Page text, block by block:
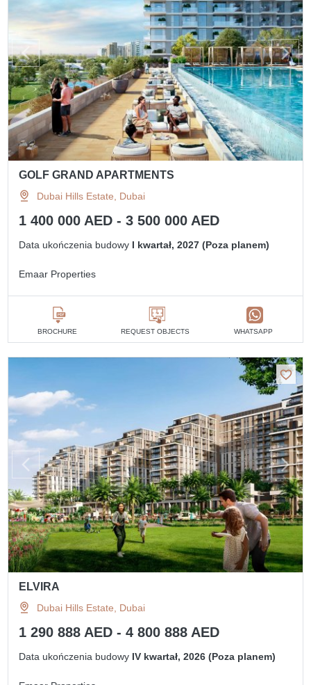
GOLF GRAND APARTMENTS
Dubai Hills Estate, Dubai
1 400 000 AED - 3 500 000 AED
Data ukończenia budowy I kwartał, 2027 (Poza planem)
Emaar Properties
BROCHURE REQUEST OBJECTS WHATSAPP
ELVIRA
Dubai Hills Estate, Dubai
1 290 888 AED - 4 800 888 AED
Data ukończenia budowy IV kwartał, 2026 (Poza planem)